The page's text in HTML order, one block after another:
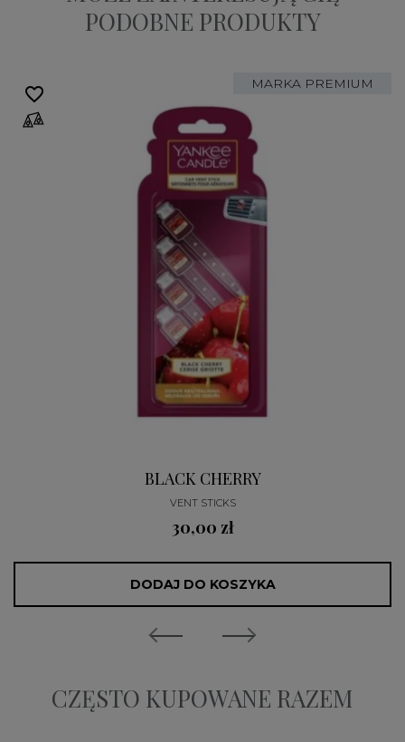
PODOBNE PRODUKTY
MARKA PREMIUM
BLACK CHERRY
VENT STICKS
30,00 zł
DODAJ DO KOSZYKA
favorite_border
CZĘSTO KUPOWANE RAZEM